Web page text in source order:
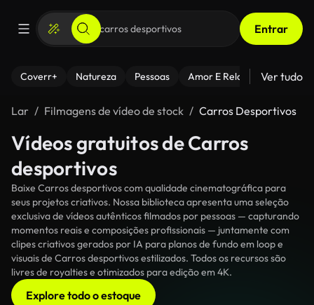
Entrar
Coverr+ Natureza Pessoas Amor E Relacionamentos
Ver tudo
Lar Filmagens de vídeo de stock Carros Desportivos
Vídeos gratuitos de Carros
desportivos
Baixe Carros desportivos com qualidade cinematográfica para
seus projetos criativos. Nossa biblioteca apresenta uma seleção
exclusiva de vídeos autênticos filmados por pessoas — capturando
momentos reais e composições profissionais — juntamente com
clipes criativos gerados por IA para planos de fundo em loop e
visuais de Carros desportivos estilizados. Todos os recursos são
livres de royalties e otimizados para edição em 4K.
Explore todo o estoque